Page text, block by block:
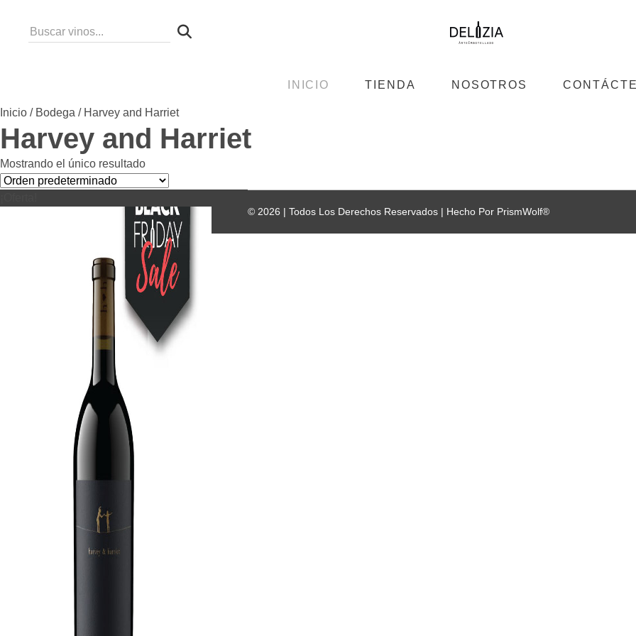
content
INICIO TIENDA NOSOTROS
Inicio / Bodega / Harvey and Harriet
Harvey and Harriet
Mostrando el único resultado
© 2026 | Todos Los Derechos Reservados | Hecho Por PrismWolf®